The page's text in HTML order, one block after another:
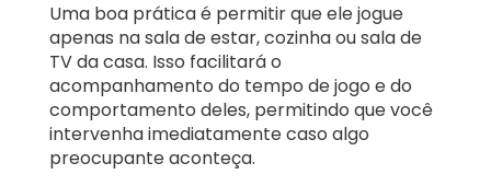
Uma boa prática é permitir que ele jogue
apenas na sala de estar, cozinha ou sala de
TV da casa. Isso facilitará o
acompanhamento do tempo de jogo e do
comportamento deles, permitindo que você
intervenha imediatamente caso algo
preocupante aconteça.